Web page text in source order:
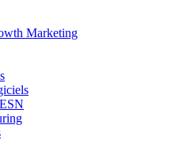
Marketing